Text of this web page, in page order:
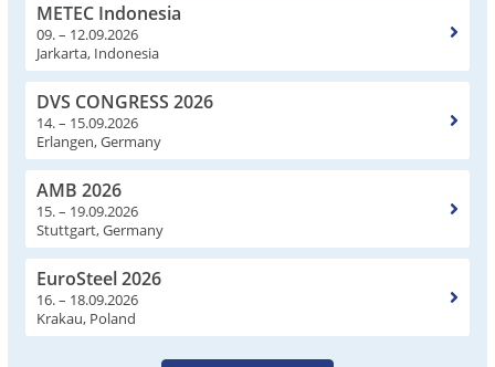
METEC Indonesia
09. – 12.09.2026
Jarkarta, Indonesia
DVS CONGRESS 2026
14. – 15.09.2026
Erlangen, Germany
AMB 2026
15. – 19.09.2026
Stuttgart, Germany
EuroSteel 2026
16. – 18.09.2026
Krakau, Poland